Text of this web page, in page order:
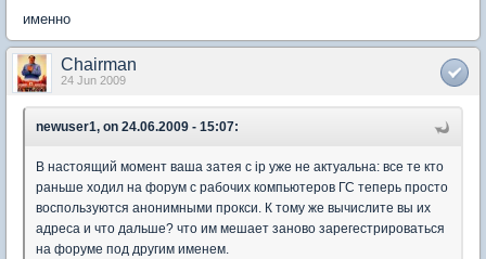
именно
Chairman
24 Jun 2009
newuser1, on 24.06.2009 - 15:07:
В настоящий момент ваша затея с ip уже не актуальна: все те кто
раньше ходил на форум с рабочих компьютеров ГС теперь просто
воспользуются анонимными прокси. К тому же вычислите вы их
адреса и что дальше? что им мешает заново зарегестрироваться
на форуме под другим именем.